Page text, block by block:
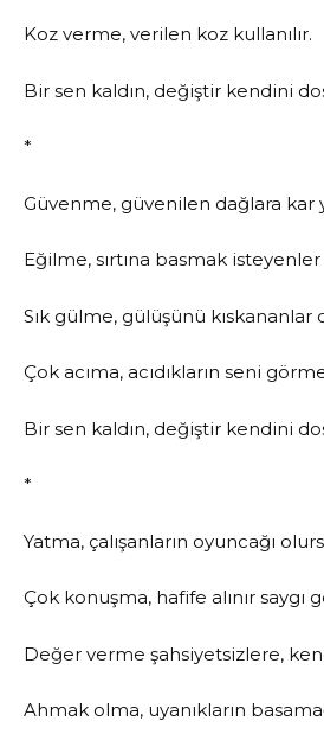
Koz verme, verilen koz kullanılır.
Bir sen kaldın, değiştir kendini
*
Güvenme, güvenilen dağlara kar
Eğilme, sırtına basmak
Sık gülme, gülüşünü kıskananlar
Çok acıma, acıdıkların seni
Bir sen kaldın, değiştir kendini
*
Yatma, çalışanların oyuncağı
Çok konuşma, hafife alınır saygı
Değer verme şahsiyetsizlere,
Ahmak olma, uyanıkların